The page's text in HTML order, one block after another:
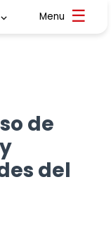
de
del